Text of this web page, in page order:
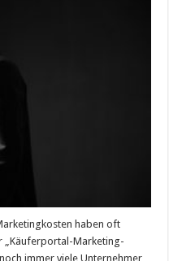
haben oft
„Käuferportal-Marketing-
immer viele Unternehmer